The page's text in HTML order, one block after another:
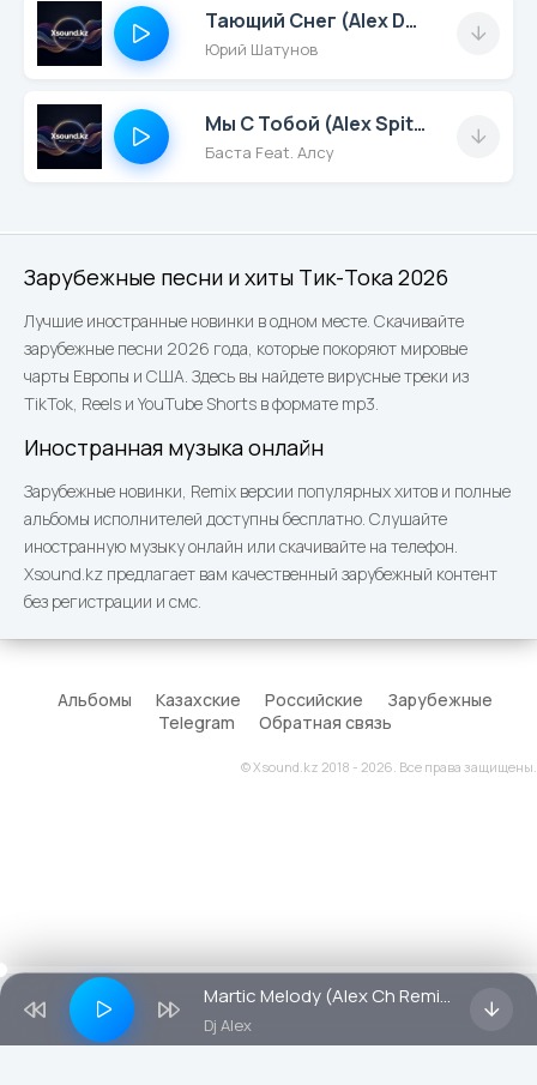
Зарубежные песни и хиты Тик-Тока 2026
Лучшие иностранные новинки в одном месте. Скачивайте
зарубежные песни 2026 года, которые покоряют мировые
чарты Европы и США. Здесь вы найдете вирусные треки из
TikTok, Reels и YouTube Shorts в формате mp3.
Иностранная музыка онлайн
Зарубежные новинки, Remix версии популярных хитов и полные
альбомы исполнителей доступны бесплатно. Слушайте
иностранную музыку онлайн или скачивайте на телефон.
Xsound.kz предлагает вам качественный зарубежный контент
без регистрации и смс.
Тающий Снег (Alex Dea Remix)
Юрий Шатунов
Мы С Тобой (Alex Spite Remix)
Баста Feat. Алсу
Альбомы Казахские Российские
Зарубежные
Telegram
Обратная связь
© Xsound.kz 2018 - 2026. Все права защищены.
Martic Melody (Alex Ch Remix)
Dj Alex